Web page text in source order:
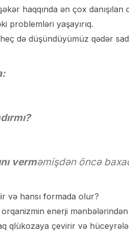
haqqında ən çox
problemləri yaşayırıq.
də düşündüyümüz qədər
verməmişdən öncə
və hansı formada olur?
enerji
qlükozaya çevirir və